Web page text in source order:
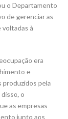
o Departamento
de gerenciar as
voltadas à
era
e
pela
o
as empresas
junto aos